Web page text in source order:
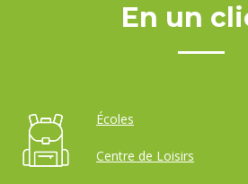
En un
Écoles
Centre de Loisirs